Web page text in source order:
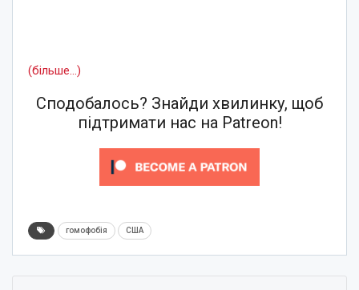
(більше…)
Сподобалось? Знайди хвилинку, щоб
підтримати нас на Patreon!
гомофобія США